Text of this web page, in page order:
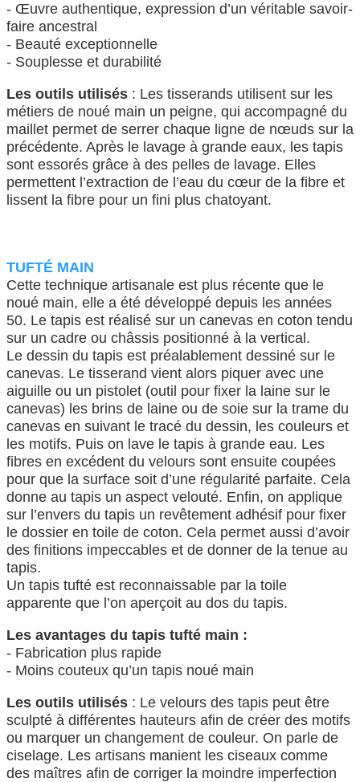
- Œuvre authentique, expression d’un véritable savoir-
faire ancestral
- Beauté exceptionnelle
- Souplesse et durabilité
Les outils utilisés : Les tisserands utilisent sur les
métiers de noué main un peigne, qui accompagné du
maillet permet de serrer chaque ligne de nœuds sur la
précédente. Après le lavage à grande eaux, les tapis
sont essorés grâce à des pelles de lavage. Elles
permettent l’extraction de l’eau du cœur de la fibre et
lissent la fibre pour un fini plus chatoyant.
TUFTÉ MAIN
Cette technique artisanale est plus récente que le
noué main, elle a été développé depuis les années
50. Le tapis est réalisé sur un canevas en coton tendu
sur un cadre ou châssis positionné à la vertical.
Le dessin du tapis est préalablement dessiné sur le
canevas. Le tisserand vient alors piquer avec une
aiguille ou un pistolet (outil pour fixer la laine sur le
canevas) les brins de laine ou de soie sur la trame du
canevas en suivant le tracé du dessin, les couleurs et
les motifs. Puis on lave le tapis à grande eau. Les
fibres en excédent du velours sont ensuite coupées
pour que la surface soit d’une régularité parfaite. Cela
donne au tapis un aspect velouté. Enfin, on applique
sur l’envers du tapis un revêtement adhésif pour fixer
le dossier en toile de coton. Cela permet aussi d’avoir
des finitions impeccables et de donner de la tenue au
tapis.
Un tapis tufté est reconnaissable par la toile
apparente que l’on aperçoit au dos du tapis.
Les avantages du tapis tufté main :
- Fabrication plus rapide
- Moins couteux qu’un tapis noué main
Les outils utilisés : Le velours des tapis peut être
sculpté à différentes hauteurs afin de créer des motifs
ou marquer un changement de couleur. On parle de
ciselage. Les artisans manient les ciseaux comme
des maîtres afin de corriger la moindre imperfection